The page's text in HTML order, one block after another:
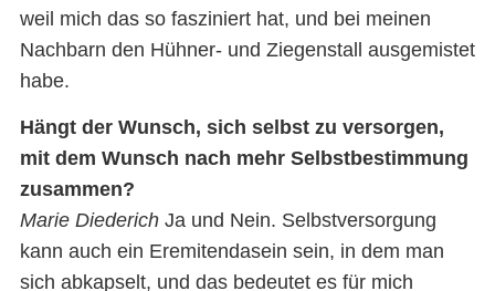
weil mich das so fasziniert hat, und bei meinen
Nachbarn den Hühner- und Ziegenstall ausgemistet
habe.
Hängt der Wunsch, sich selbst zu versorgen,
mit dem Wunsch nach mehr Selbstbestimmung
zusammen?
Marie DiederichJa und Nein. Selbstversorgung
kann auch ein Eremitendasein sein, in dem man
sich abkapselt, und das bedeutet es für mich